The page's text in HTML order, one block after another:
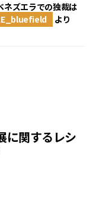
ネズエラでの独裁は
より
に関するレシ